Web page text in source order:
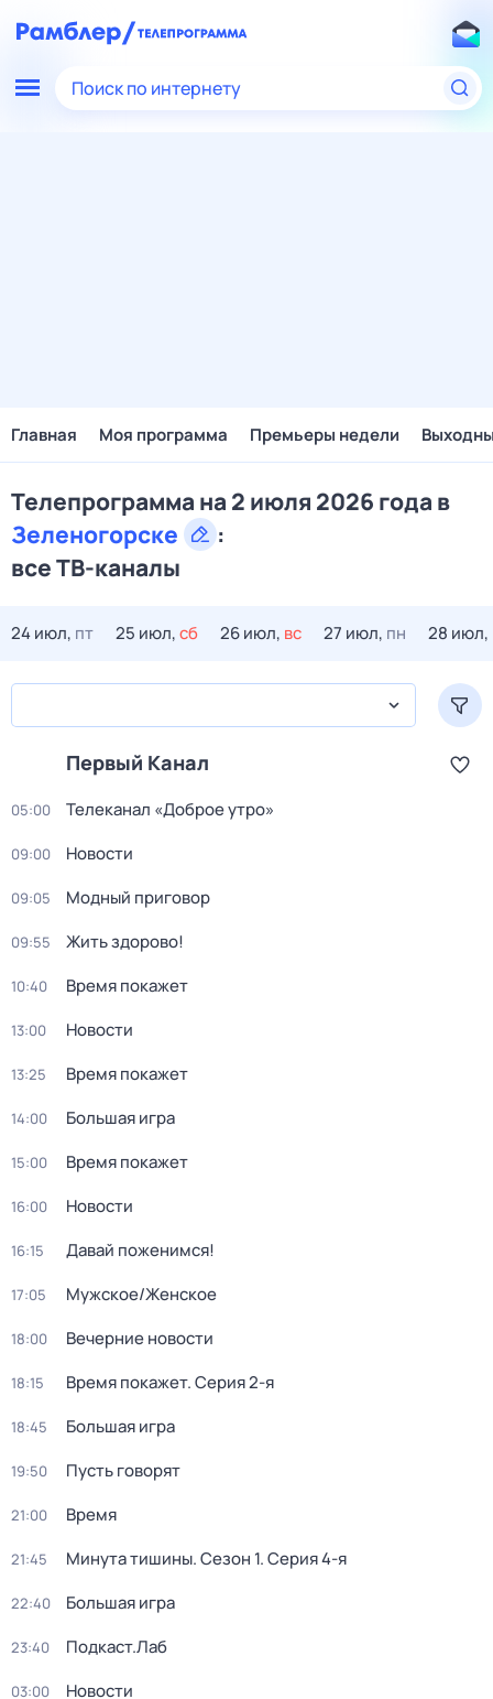
Поиск по интернету
Главная Моя программа Премьеры недели
Телепрограмма на 2 июля 2026 года в
Зеленогорске
:
все ТВ-каналы
24 июл, пт 25 июл,сб 26 июл, вс 27 июл, пн 28 июл,
Первый Канал
05:00 Телеканал «Доброе утро»
09:00 Новости
09:05 Модный приговор
09:55 Жить здорово!
10:40 Время покажет
13:00 Новости
13:25 Время покажет
14:00 Большая игра
15:00 Время покажет
16:00 Новости
16:15 Давай поженимся!
17:05 Мужское/Женское
18:00 Вечерние новости
18:15 Время покажет. Серия 2-я
18:45 Большая игра
19:50 Пусть говорят
21:00 Время
21:45 Минута тишины. Сезон 1. Серия 4-я
22:40 Большая игра
23:40 Подкаст.Лаб
03:00 Новости